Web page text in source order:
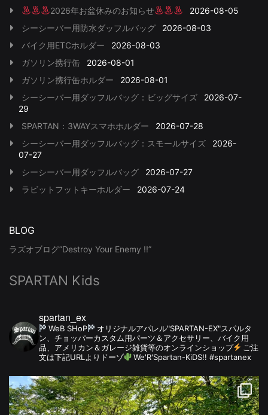
2026年お盆休みのお知らせ
2026-08-05
シーシーバー用防水ダッフルバッグ
2026-08-03
バイク用ETCホルダー
2026-08-03
ガソリン携行缶
2026-08-01
ガソリン携行缶ホルダー
2026-08-01
シーシーバー用ダッフルバッグ：ビッグサイズ
2026-07-
29
SPARTAN：3WAYスマホホルダー
2026-07-28
シーシーバー用ダッフルバッグ：スモールサイズ
2026-
07-27
シーシーバー用ダッフルバッグ
2026-07-27
ラビットフットキーホルダー
2026-07-24
BLOG
ラズオブログ”Destroy Your Enemy !!”
SPARTAN Kids
spartan_ex
WeB SHoP
オリジナルアパレル"SPARTAN-EX"スパルタ
ン、チョッパーカスタム用パーツ＆アクセサリー、バイク用
品、アメリカン＆ガレージ雑貨等のオンラインショップ
ご注
文は下記URLよりドーゾ
We'R'Spartan-KiDS!! #spartanex